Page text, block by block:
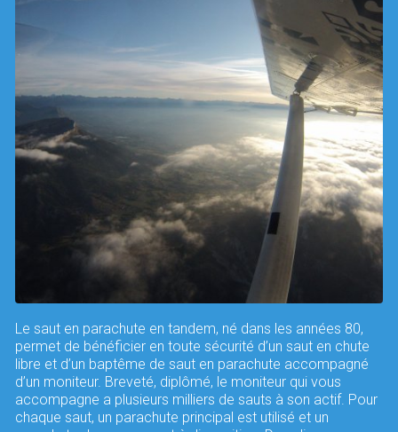
Le saut en parachute en tandem, né dans les années 80,
permet de bénéficier en toute sécurité d’un saut en chute
libre et d’un baptême de saut en parachute accompagné
d’un moniteur. Breveté, diplômé, le moniteur qui vous
accompagne a plusieurs milliers de sauts à son actif. Pour
chaque saut, un parachute principal est utilisé et un